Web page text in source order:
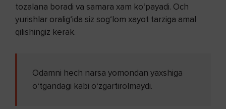
tozalana boradi va samara xam ko‘payadi. Och
yurishlar oralig‘ida siz sog‘lom xayot tarziga amal
qilishingiz kerak.
Odamni hech narsa yomondan yaxshiga
o‘tgandagi kabi o‘zgartirolmaydi.